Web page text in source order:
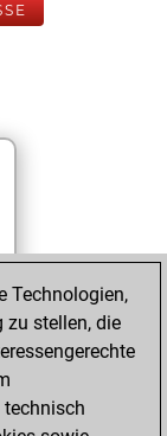
Technologien,
zu stellen, die
technisch